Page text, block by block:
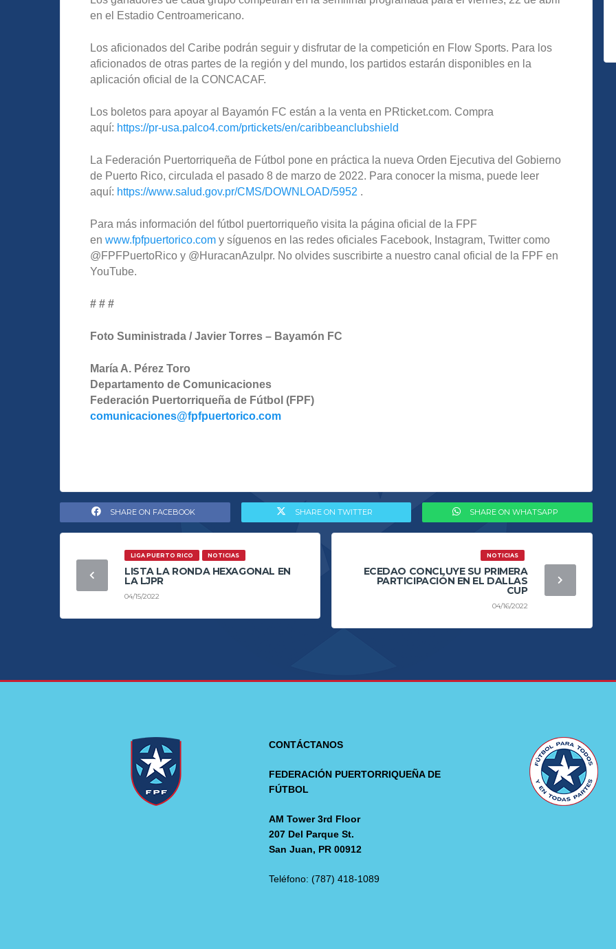
en el Estadio Centroamericano.
Los aficionados del Caribe podrán seguir y disfrutar de la competición en Flow Sports. Para los
aficionados de otras partes de la región y del mundo, los partidos estarán disponibles en la
aplicación oficial de la CONCACAF.
Los boletos para apoyar al Bayamón FC están a la venta en PRticket.com. Compra
aquí: https://pr-usa.palco4.com/prtickets/en/caribbeanclubshield
La Federación Puertorriqueña de Fútbol pone en práctica la nueva Orden Ejecutiva del Gobierno
de Puerto Rico, circulada el pasado 8 de marzo de 2022. Para conocer la misma, puede leer
aquí: https://www.salud.gov.pr/CMS/DOWNLOAD/5952 .
Para más información del fútbol puertorriqueño visita la página oficial de la FPF
en www.fpfpuertorico.com y síguenos en las redes oficiales Facebook, Instagram, Twitter como
@FPFPuertoRico y @HuracanAzulpr. No olvides suscribirte a nuestro canal oficial de la FPF en
YouTube.
# # #
Foto Suministrada / Javier Torres – Bayamón FC
María A. Pérez Toro
Departamento de Comunicaciones
Federación Puertorriqueña de Fútbol (FPF)
comunicaciones@fpfpuertorico.com
SHARE ON FACEBOOK SHARE ON TWITTER SHARE ON WHATSAPP
LIGA PUERTO RICO NOTICIAS
LISTA LA RONDA HEXAGONAL EN
LA LJPR
04/15/2022
NOTICIAS
ECEDAO CONCLUYE SU PRIMERA
PARTICIPACIÓN EN EL DALLAS
CUP
04/16/2022
CONTÁCTANOS
FEDERACIÓN PUERTORRIQUEÑA DE
FÚTBOL
AM Tower 3rd Floor
207 Del Parque St.
San Juan, PR 00912
Teléfono: (787) 418-1089